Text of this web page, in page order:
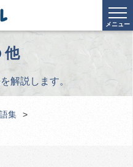
メニュー
解説します。
集